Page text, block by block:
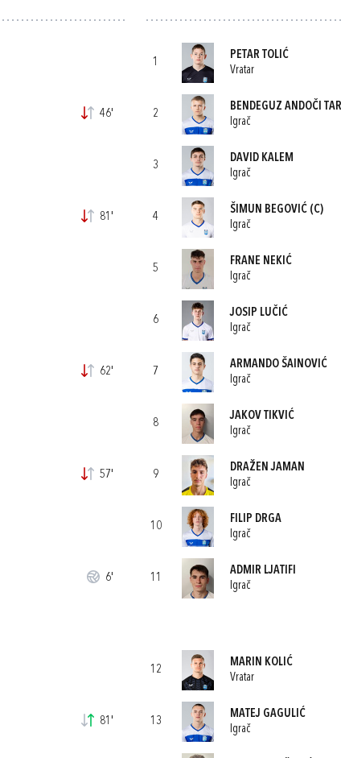
46'
81'
62'
57'
6'
81'
1
PETAR TOLIĆ
Vratar
2
BENDEGUZ ANDOČI TAR
Igrač
3
DAVID KALEM
Igrač
4
ŠIMUN BEGOVIĆ(C)
Igrač
5
FRANE NEKIĆ
Igrač
6
JOSIP LUČIĆ
Igrač
7
ARMANDO ŠAINOVIĆ
Igrač
8
JAKOV TIKVIĆ
Igrač
9
DRAŽEN JAMAN
Igrač
10
FILIP DRGA
Igrač
11
ADMIR LJATIFI
Igrač
12
MARIN KOLIĆ
Vratar
13
MATEJ GAGULIĆ
Igrač